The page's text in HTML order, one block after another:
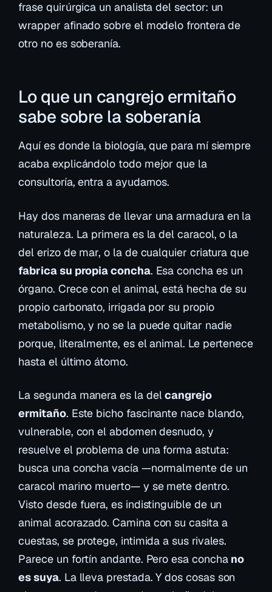
frase quirúrgica un analista del sector: un
wrapper afinado sobre el modelo frontera de
otro no es soberanía.
Lo que un cangrejo ermitaño
sabe sobre la soberanía
Aquí es donde la biología, que para mí siempre
acaba explicándolo todo mejor que la
consultoría, entra a ayudarnos.
Hay dos maneras de llevar una armadura en la
naturaleza. La primera es la del caracol, o la
del erizo de mar, o la de cualquier criatura que
fabrica su propia concha. Esa concha es un
órgano. Crece con el animal, está hecha de su
propio carbonato, irrigada por su propio
metabolismo, y no se la puede quitar nadie
porque, literalmente, esel animal. Le pertenece
hasta el último átomo.
La segunda manera es la delcangrejo
ermitaño. Este bicho fascinante nace blando,
vulnerable, con el abdomen desnudo, y
resuelve el problema de una forma astuta:
busca una concha vacía —normalmente de un
caracol marino muerto— y se mete dentro.
Visto desde fuera, es indistinguible de un
animal acorazado. Camina con su casita a
cuestas, se protege, intimida a sus rivales.
Parece un fortín andante. Pero esa concha no
es suya. La lleva prestada. Y dos cosas son